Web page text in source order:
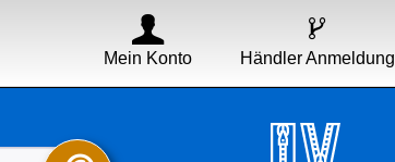
Mein Konto Händler Anmeldung